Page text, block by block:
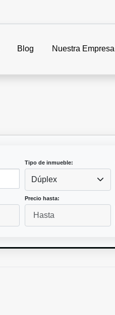
Blog Nuestra Empresa
Tipo de inmueble:
Dúplex
Precio hasta: